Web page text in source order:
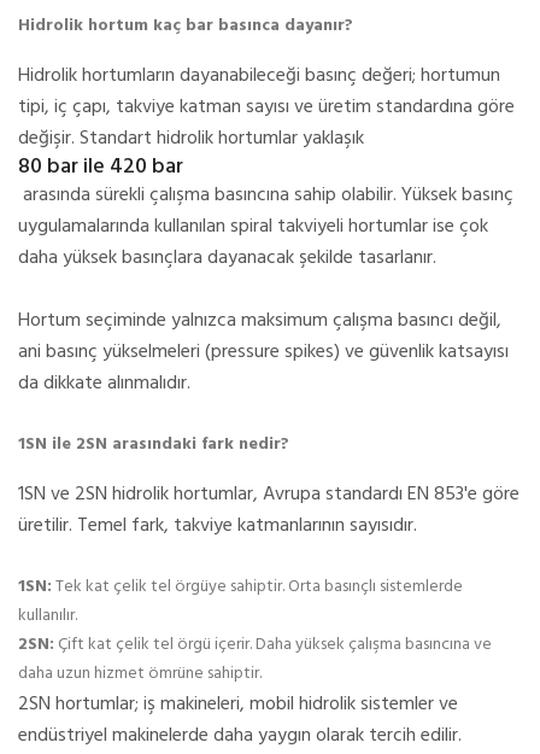
Hidrolik hortum kaç bar basınca dayanır?
Hidrolik hortumların dayanabileceği basınç değeri; hortumun
tipi, iç çapı, takviye katman sayısı ve üretim standardına göre
değişir. Standart hidrolik hortumlar yaklaşık
80 bar ile 420 bar
arasında sürekli çalışma basıncına sahip olabilir. Yüksek basınç
uygulamalarında kullanılan spiral takviyeli hortumlar ise çok
daha yüksek basınçlara dayanacak şekilde tasarlanır.
Hortum seçiminde yalnızca maksimum çalışma basıncı değil,
ani basınç yükselmeleri (pressure spikes) ve güvenlik katsayısı
da dikkate alınmalıdır.
1SN ile 2SN arasındaki fark nedir?
1SN ve 2SN hidrolik hortumlar, Avrupa standardı EN 853'e göre
üretilir. Temel fark, takviye katmanlarının sayısıdır.
1SN:Tek kat çelik tel örgüye sahiptir. Orta basınçlı sistemlerde
kullanılır.
2SN: Çift kat çelik tel örgü içerir. Daha yüksek çalışma basıncına ve
daha uzun hizmet ömrüne sahiptir.
2SN hortumlar; iş makineleri, mobil hidrolik sistemler ve
endüstriyel makinelerde daha yaygın olarak tercih edilir.